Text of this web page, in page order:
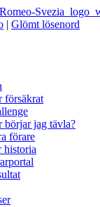
| Glömt lösenord
försäkrat
börjar jag tävla?
förare
historia